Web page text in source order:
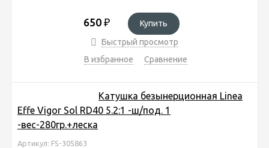
650 ₽
Купить
Быстрый просмотр
В избранное
Сравнение
Катушка безынерционная Linea
Effe Vigor Sol RD40 5.2:1 -ш/под. 1
-вес-280гр.+леска
Артикул: FS-305863